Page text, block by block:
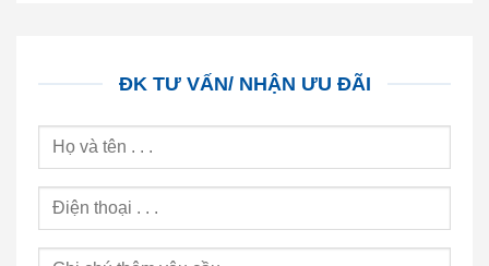
ĐK TƯ VẤN/ NHẬN ƯU ĐÃI